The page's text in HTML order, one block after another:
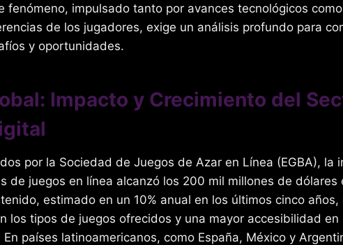
fenómeno, impulsado tanto por avances tecnológicos
de los jugadores, exige un análisis profundo para
y oportunidades.
Impacto y Crecimiento del
por la Sociedad de Juegos de Azar en Línea (EGBA), la
de juegos en línea alcanzó los 200 mil millones de dólares
estimado en un 10% anual en los últimos cinco años,
los tipos de juegos ofrecidos y una mayor accesibilidad en
países latinoamericanos, como España, México y